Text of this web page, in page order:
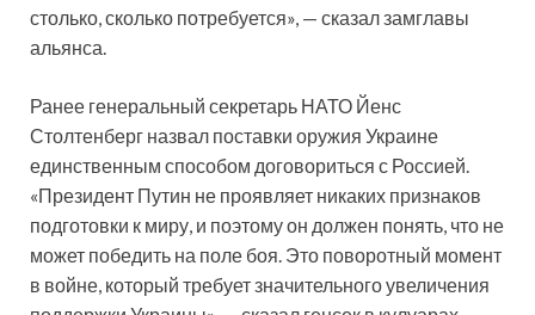
столько, сколько потребуется», — сказал замглавы
альянса.
Ранее генеральный секретарь НАТО Йенс
Столтенберг назвал поставки оружия Украине
единственным способом договориться с Россией.
«Президент Путин не проявляет никаких признаков
подготовки к миру, и поэтому он должен понять, что не
может победить на поле боя. Это поворотный момент
в войне, который требует значительного увеличения